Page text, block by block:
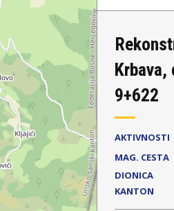
9+622
AKTIVNOSTI
MAG. CESTA
DIONICA
KANTON